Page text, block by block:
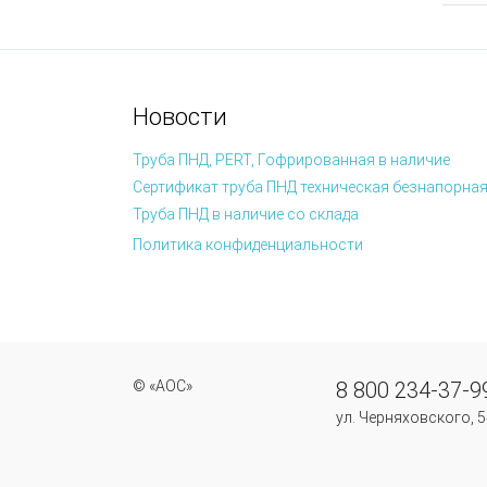
Новости
Труба ПНД, PERT, Гофрированная в наличие
Сертификат труба ПНД техническая
Труба ПНД в наличие со склада
Политика конфиденциальности
© «АОС» 8 800 234-37-
ул. Черняховского,